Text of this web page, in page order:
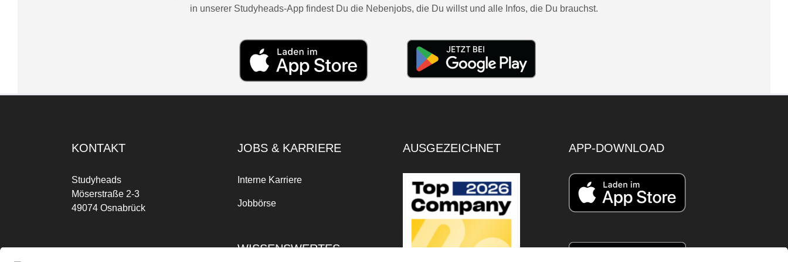
in unserer Studyheads-App findest Du die Nebenjobs, die Du willst und alle Infos, die Du brauchst.
KONTAKT
Studyheads
Möserstraße 2-3
49074 Osnabrück
JOBS & KARRIERE
Interne Karriere
Jobbörse
WISSENSWERTES
AUSGEZEICHNET APP-DOWNLOAD